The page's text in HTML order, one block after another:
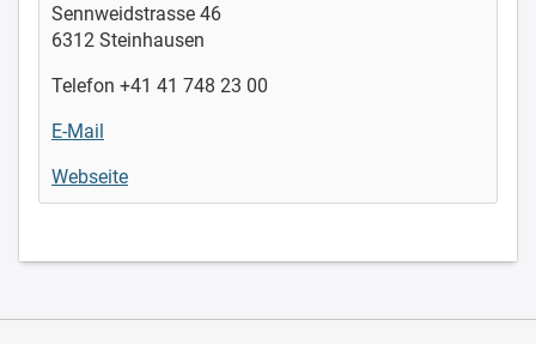
Sennweidstrasse 46
6312 Steinhausen
Telefon +41 41 748 23 00
E-Mail
Webseite